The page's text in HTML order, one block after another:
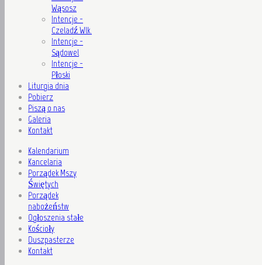
Wąsosz
Intencje -
Czeladź Wlk.
Intencje -
Sądowel
Intencje -
Płoski
Liturgia dnia
Pobierz
Piszą o nas
Galeria
Kontakt
Kalendarium
Kancelaria
Porządek Mszy
Świętych
Porządek
nabożeństw
Ogłoszenia stałe
Kościoły
Duszpasterze
Kontakt